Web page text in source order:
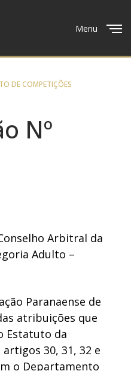
Menu
DE COMPETIÇÕES
Nº
Arbitral da
Adulto –
Paranaense de
atribuições que
Estatuto da
30, 31, 32 e
o Departamento